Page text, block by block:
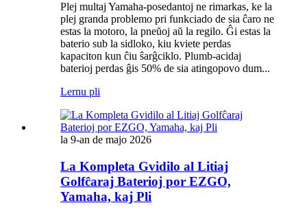
Plej multaj Yamaha-posedantoj ne rimarkas, ke la
plej granda problemo pri funkciado de sia ĉaro ne
estas la motoro, la pneŭoj aŭ la regilo. Ĝi estas la
baterio sub la sidloko, kiu kviete perdas
kapaciton kun ĉiu ŝarĝciklo. Plumb-acidaj
baterioj perdas ĝis 50% de sia atingopovo dum...
Lernu pli
la 9-an de majo 2026
La Kompleta Gvidilo al Litiaj
Golfĉaraj Baterioj por EZGO,
Yamaha, kaj Pli